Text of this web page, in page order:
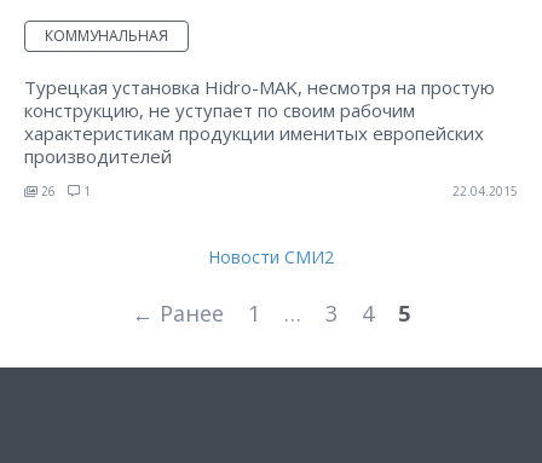
КОММУНАЛЬНАЯ
Турецкая установка Hidro-MAK, несмотря на простую
конструкцию, не уступает по своим рабочим
характеристикам продукции именитых европейских
производителей
26 1 22.04.2015
Новости СМИ2
← Ранее 1 … 3 4 5